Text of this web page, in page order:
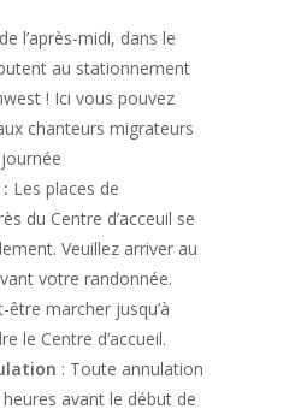
l’après-midi, dans le
au stationnement
! Ici vous pouvez
chanteurs migrateurs
Les places de
du Centre d’acceuil se
Veuillez arriver au
votre randonnée.
être marcher jusqu’à
le Centre d’accueil.
: Toute annulation
avant le début de